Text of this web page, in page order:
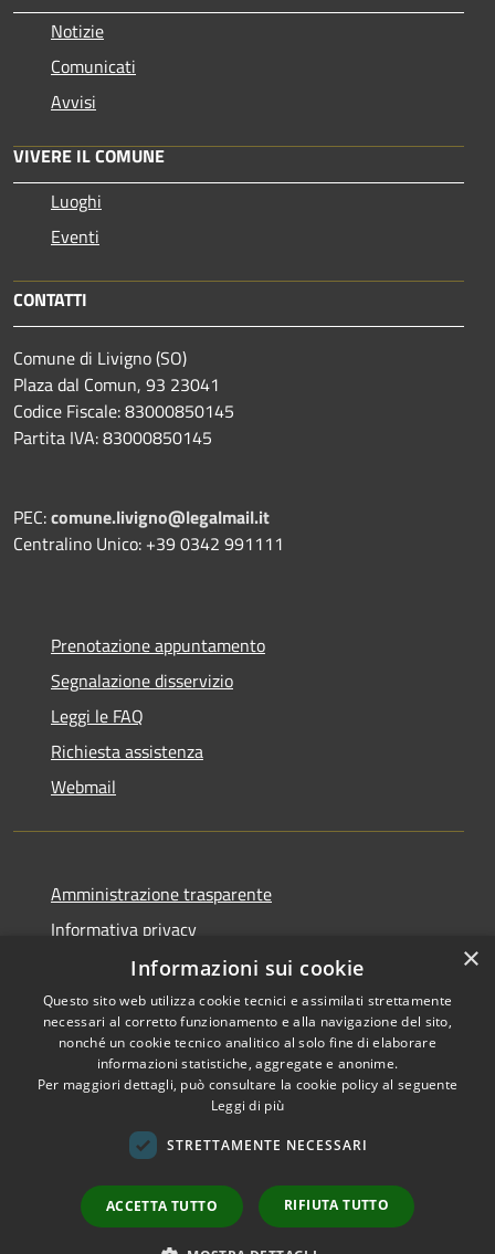
Notizie
Comunicati
Avvisi
VIVERE IL COMUNE
Luoghi
Eventi
CONTATTI
Comune di Livigno (SO)
Plaza dal Comun, 93 23041
Codice Fiscale: 83000850145
Partita IVA: 83000850145
PEC:comune.livigno@legalmail.it
Centralino Unico: +39 0342 991111
Prenotazione appuntamento
Segnalazione disservizio
Leggi le FAQ
Richiesta assistenza
Webmail
Amministrazione trasparente
Informativa privacy
Dichiarazione di accessibilità
Whistleblowing - segnalazione illeciti
Copyright © 2026 • Comune di
Municipium•
Accesso
redazione
×
Informazioni sui cookie
Questo sito web utilizza cookie tecnici e assimilati strettamente
necessari al corretto funzionamento e alla navigazione del sito,
nonché un cookie tecnico analitico al solo fine di elaborare
informazioni statistiche, aggregate e anonime.
Per maggiori dettagli, può consultare la cookie policy al seguente
Leggi di più
STRETTAMENTE NECESSARI
ACCETTA TUTTO RIFIUTA TUTTO